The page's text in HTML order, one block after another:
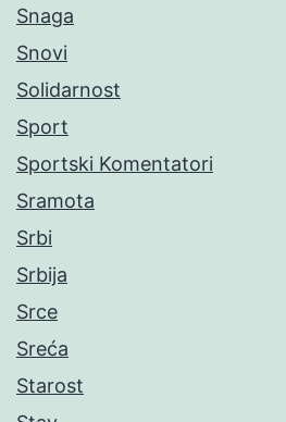
Snaga
Snovi
Solidarnost
Sport
Sportski Komentatori
Sramota
Srbi
Srbija
Srce
Sreća
Starost